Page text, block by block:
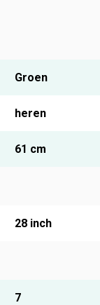
Groen
heren
61 cm
28 inch
7